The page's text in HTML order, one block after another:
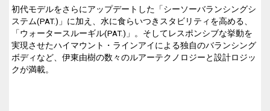
初代モデルをさらにアップデートした「シーソーバランシングシ
ステム(PAT.)」に加え、水に食らいつきスタビリティを高める、
「ウォータースルーギル(PAT.)」。そしてレスポンシブな挙動を
実現させたハイマウント・ラインアイによる独自のバランシング
ボディなど、伊東由樹の数々のルアーテクノロジーと設計ロジッ
クが満載。